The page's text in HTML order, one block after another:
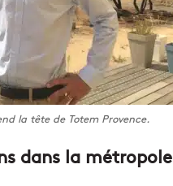
la tête de Totem Provence.
dans la métropole